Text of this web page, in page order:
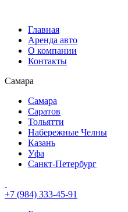
Главная
Аренда авто
О компании
Контакты
Самара
Самара
Саратов
Тольятти
Набережные Челны
Казань
Уфа
Санкт-Петербург
+7 (984) 333-45-91